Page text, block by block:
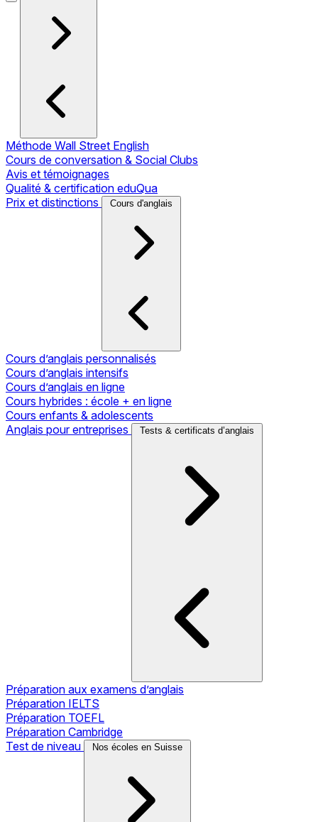
Méthode Wall Street English
Cours de conversation & Social Clubs
Avis et témoignages
Qualité & certification eduQua
Prix et distinctions
Cours d'anglais
Cours d’anglais personnalisés
Cours d’anglais intensifs
Cours d’anglais en ligne
Cours hybrides : école + en ligne
Cours enfants & adolescents
Anglais pour entreprises
Tests & certificats d’anglais
Préparation aux examens d’anglais
Préparation IELTS
Préparation TOEFL
Préparation Cambridge
Test de niveau
Nos écoles en Suisse